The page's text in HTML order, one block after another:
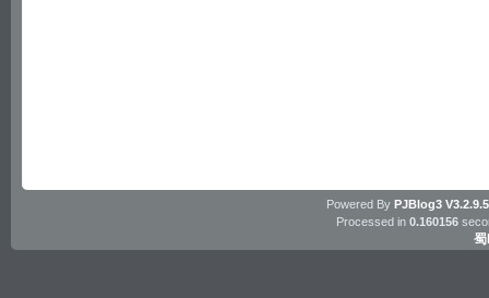
Powered By PJBlog3
Processed in 0.160156